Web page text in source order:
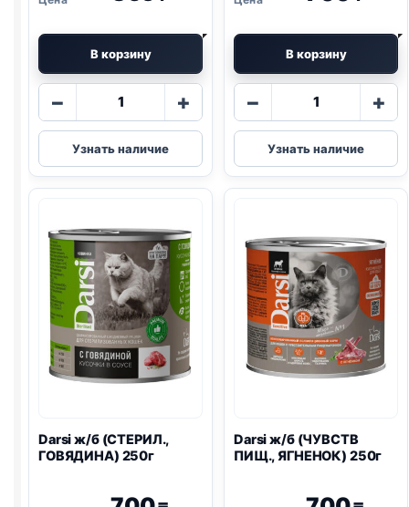
В корзину
−
Количество
Darsi
ж/
б
паштет
340г
+
Узнать наличие
В корзину
−
Количество
Darsi
ж/
б
250г
+
Узнать наличие
Darsi ж/б (СТЕРИЛ.,
ГОВЯДИНА) 250г
Darsi ж/б (ЧУВСТВ
ПИЩ., ЯГНЕНОК) 250г